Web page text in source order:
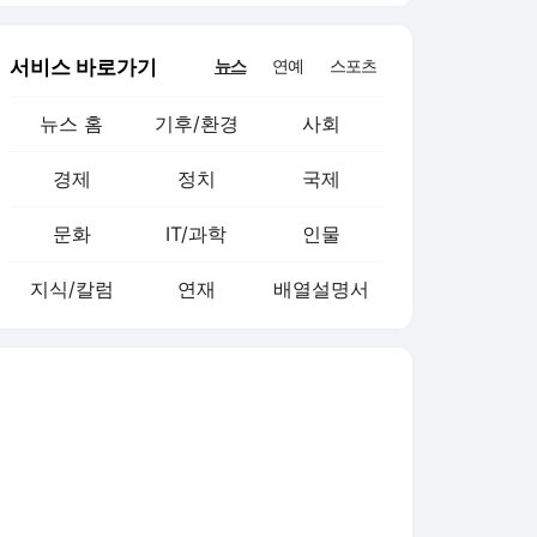
서비스 바로가기 뉴스 연예 스포츠
뉴스 홈 기후/환경 사회
경제 정치 국제
문화 IT/과학 인물
지식/칼럼 연재 배열설명서